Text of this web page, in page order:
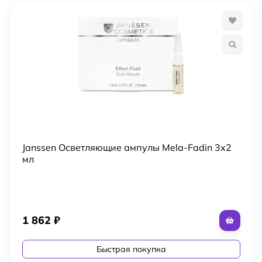
Janssen Осветляющие ампулы Mela-Fadin 3х2
мл
1 862 ₽
Быстрая покупка